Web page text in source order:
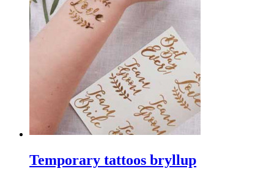
Temporary tattoos bryllup